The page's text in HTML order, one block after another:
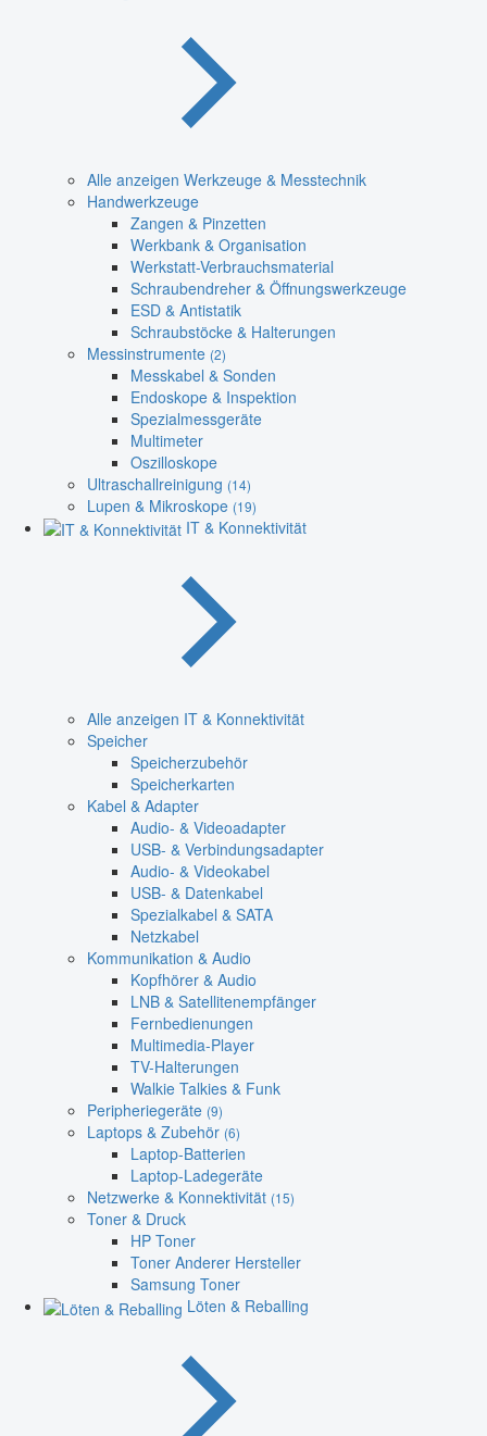
Alle anzeigen Werkzeuge & Messtechnik
Handwerkzeuge
Zangen & Pinzetten
Werkbank & Organisation
Werkstatt-Verbrauchsmaterial
Schraubendreher & Öffnungswerkzeuge
ESD & Antistatik
Schraubstöcke & Halterungen
Messinstrumente (2)
Messkabel & Sonden
Endoskope & Inspektion
Spezialmessgeräte
Multimeter
Oszilloskope
Ultraschallreinigung (14)
Lupen & Mikroskope (19)
IT & Konnektivität
Alle anzeigen IT & Konnektivität
Speicher
Speicherzubehör
Speicherkarten
Kabel & Adapter
Audio- & Videoadapter
USB- & Verbindungsadapter
Audio- & Videokabel
USB- & Datenkabel
Spezialkabel & SATA
Netzkabel
Kommunikation & Audio
Kopfhörer & Audio
LNB & Satellitenempfänger
Fernbedienungen
Multimedia-Player
TV-Halterungen
Walkie Talkies & Funk
Peripheriegeräte (9)
Laptops & Zubehör (6)
Laptop-Batterien
Laptop-Ladegeräte
Netzwerke & Konnektivität (15)
Toner & Druck
HP Toner
Toner Anderer Hersteller
Samsung Toner
Löten & Reballing